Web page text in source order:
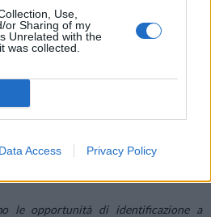
Use,
or Sharing of my
Unrelated with the
was collected.
Data Access Privacy Policy
procedure IT. Attraverso l’utilizzo di
digitale, i clienti potranno relazionarsi
e veloce, beneficiando di nuovi
un rinnovato portale web. Il tutto
esistente, rafforzando i presidi di
di firmatari ed esecutori dei
Luciano Musi, Responsabile ICT di
le opportunità di identificazione a